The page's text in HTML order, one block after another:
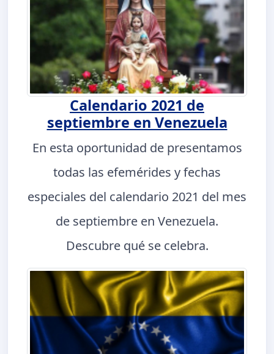
Calendario 2021 de
septiembre en Venezuela
En esta oportunidad de presentamos
todas las efemérides y fechas
especiales del calendario 2021 del mes
de septiembre en Venezuela.
Descubre qué se celebra.